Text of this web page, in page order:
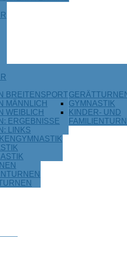
BREITENSPORT
MÄNNLICH
WEIBLICH
ERGEBNISSE
LINKS
GYMNASTIK
KINDER- UND